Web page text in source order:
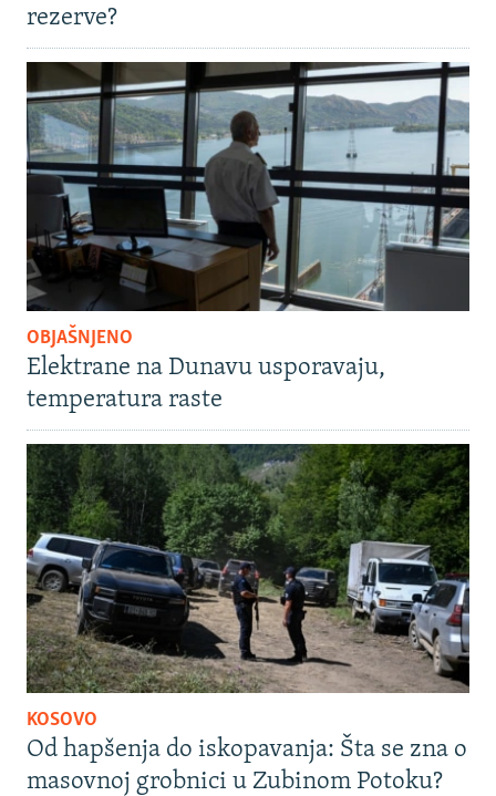
rezerve?
OBJAŠNJENO
Elektrane na Dunavu usporavaju,
temperatura raste
KOSOVO
Od hapšenja do iskopavanja: Šta se zna o
masovnoj grobnici u Zubinom Potoku?